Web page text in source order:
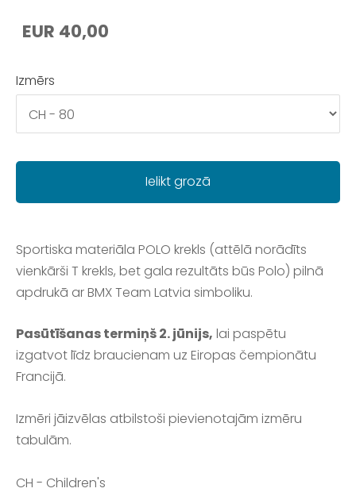
EUR 40,00
Izmērs
Ielikt grozā
Sportiska materiāla POLO krekls (attēlā norādīts
vienkārši T krekls, bet gala rezultāts būs Polo) pilnā
apdrukā ar BMX Team Latvia simboliku.
Pasūtīšanas termiņš 2. jūnijs, lai paspētu
izgatvot līdz braucienam uz Eiropas čempionātu
Francijā.
Izmēri jāizvēlas atbilstoši pievienotajām izmēru
tabulām.
CH - Children's